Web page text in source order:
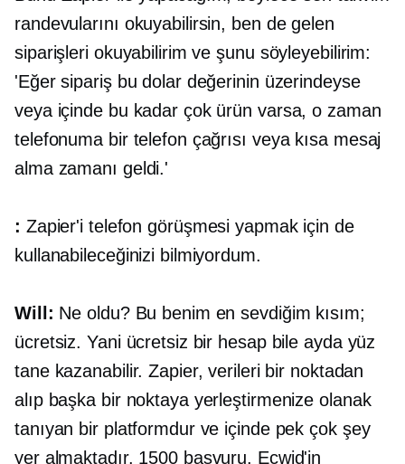
randevularını okuyabilirsin, ben de gelen
siparişleri okuyabilirim ve şunu söyleyebilirim:
'Eğer sipariş bu dolar değerinin üzerindeyse
veya içinde bu kadar çok ürün varsa, o zaman
telefonuma bir telefon çağrısı veya kısa mesaj
alma zamanı geldi.'
: Zapier'i telefon görüşmesi yapmak için de
kullanabileceğinizi bilmiyordum.
Will: Ne oldu? Bu benim en sevdiğim kısım;
ücretsiz. Yani ücretsiz bir hesap bile ayda yüz
tane kazanabilir. Zapier, verileri bir noktadan
alıp başka bir noktaya yerleştirmenize olanak
tanıyan bir platformdur ve içinde pek çok şey
yer almaktadır. 1500 başvuru. Ecwid'in